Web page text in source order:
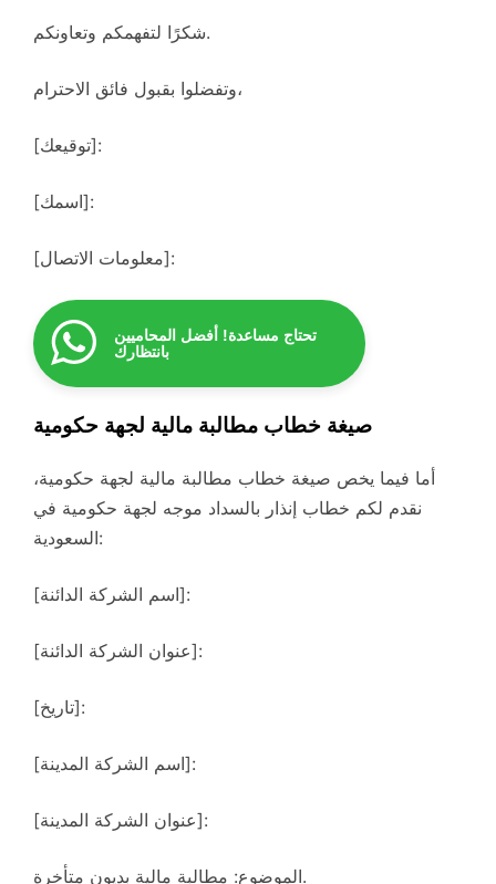
شكرًا لتفهمكم وتعاونكم.
وتفضلوا بقبول فائق الاحترام،
[توقيعك]:
[اسمك]:
[معلومات الاتصال]:
تحتاج مساعدة! أفضل المحاميين
بانتظارك
صيغة خطاب مطالبة مالية لجهة حكومية
أما فيما يخص صيغة خطاب مطالبة مالية لجهة حكومية،
نقدم لكم خطاب إنذار بالسداد موجه لجهة حكومية في
السعودية:
[اسم الشركة الدائنة]:
[عنوان الشركة الدائنة]:
[تاريخ]:
[اسم الشركة المدينة]:
[عنوان الشركة المدينة]:
الموضوع: مطالبة مالية بديون متأخرة.